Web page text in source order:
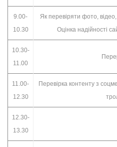
9.00-
10.30
Як перевіряти фото,
Оцінка надійності
10.30-
11.00
11.00-
12.30
Перевірка контенту з
12.30-
13.30